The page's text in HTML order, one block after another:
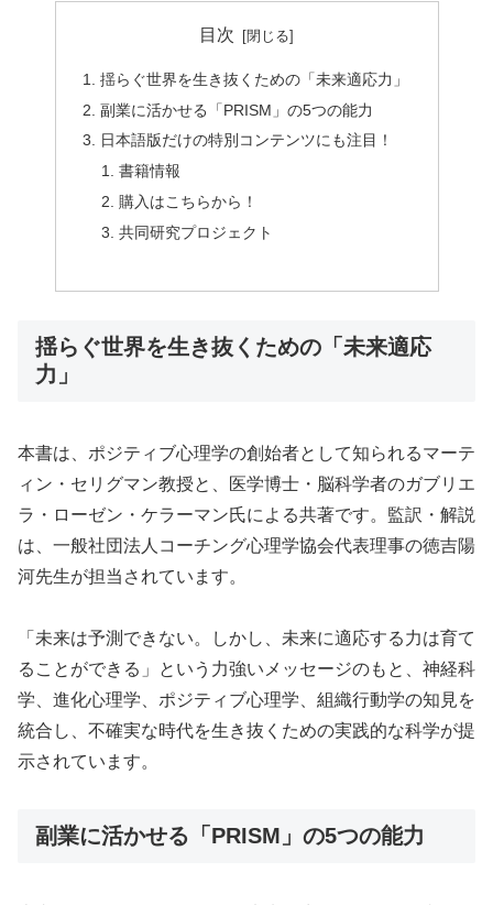
目次
揺らぐ世界を生き抜くための「未来適応力」
副業に活かせる「PRISM」の5つの能力
日本語版だけの特別コンテンツにも注目！
書籍情報
購入はこちらから！
共同研究プロジェクト
揺らぐ世界を生き抜くための「未来適応
力」
本書は、ポジティブ心理学の創始者として知られるマーテ
ィン・セリグマン教授と、医学博士・脳科学者のガブリエ
ラ・ローゼン・ケラーマン氏による共著です。監訳・解説
は、一般社団法人コーチング心理学協会代表理事の徳吉陽
河先生が担当されています。
「未来は予測できない。しかし、未来に適応する力は育て
ることができる」という力強いメッセージのもと、神経科
学、進化心理学、ポジティブ心理学、組織行動学の知見を
統合し、不確実な時代を生き抜くための実践的な科学が提
示されています。
副業に活かせる「PRISM」の5つの能力